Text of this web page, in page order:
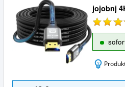
jojobnj